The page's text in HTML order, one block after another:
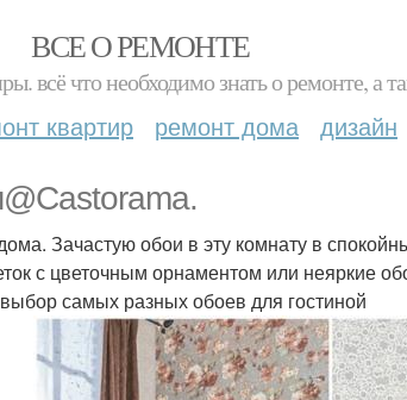
ВСЕ О РЕМОНТЕ
всё что необходимо знать о ремонте,
квартир ремонт дома дизайн
Зачастую обои в эту комнату в
с цветочным орнаментом или неяркие
самых разных обоев для гостиной